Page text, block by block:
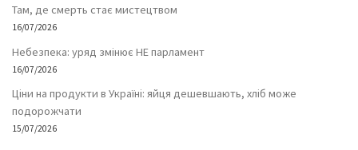
Там, де смерть стає мистецтвом
16/07/2026
Небезпека: уряд змінює НЕ парламент
16/07/2026
Ціни на продукти в Україні: яйця дешевшають, хліб може
подорожчати
15/07/2026